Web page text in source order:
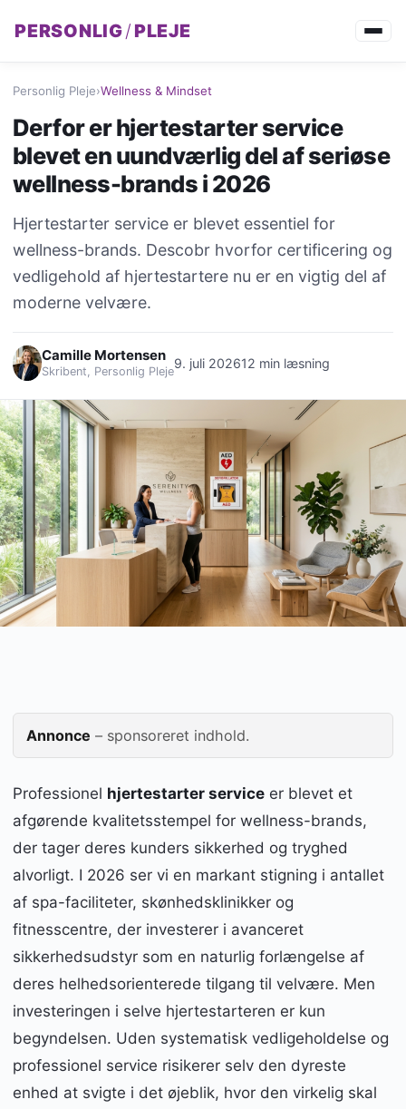
PERSONLIG/ PLEJE
Personlig Pleje›Wellness & Mindset
Derfor er hjertestarter service
blevet en uundværlig del af seriøse
wellness-brands i 2026
Hjertestarter service er blevet essentiel for
wellness-brands. Descobr hvorfor certificering og
vedligehold af hjertestartere nu er en vigtig del af
moderne velvære.
Camille Mortensen
Skribent, Personlig Pleje
9. juli 202612 min læsning
Annonce – sponsoreret indhold.
Professionel hjertestarter service er blevet et
afgørende kvalitetsstempel for wellness-brands,
der tager deres kunders sikkerhed og tryghed
alvorligt. I 2026 ser vi en markant stigning i antallet
af spa-faciliteter, skønhedsklinikker og
fitnesscentre, der investerer i avanceret
sikkerhedsudstyr som en naturlig forlængelse af
deres helhedsorienterede tilgang til velvære. Men
investeringen i selve hjertestarteren er kun
begyndelsen. Uden systematisk vedligeholdelse og
professionel service risikerer selv den dyreste
enhed at svigte i det øjeblik, hvor den virkelig skal